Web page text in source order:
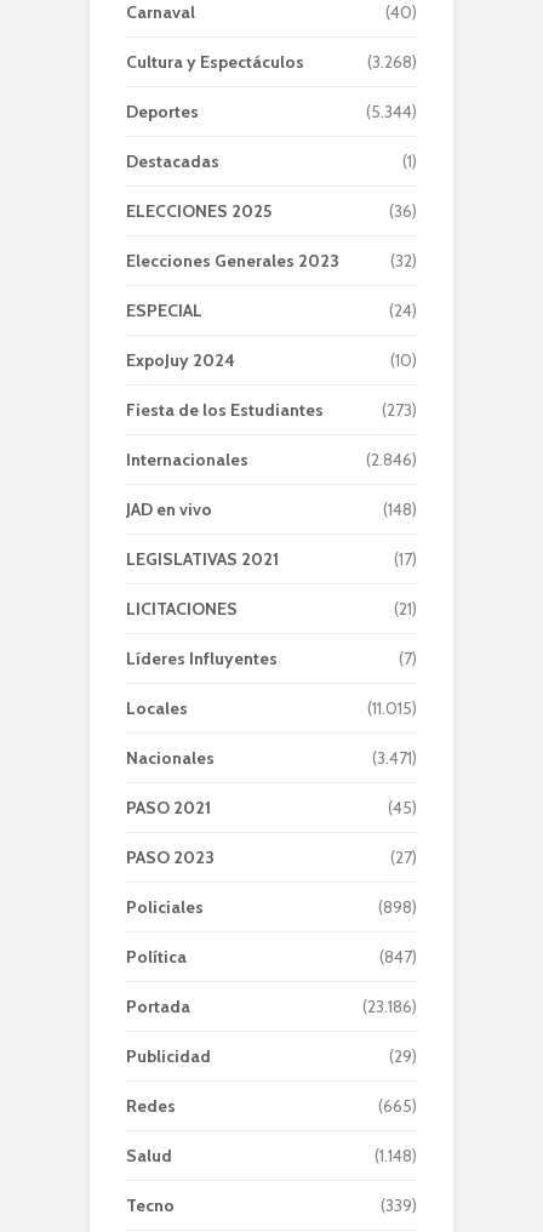
Carnaval (40)
Cultura y Espectáculos (3.268)
Deportes (5.344)
Destacadas (1)
ELECCIONES 2025 (36)
Elecciones Generales 2023 (32)
ESPECIAL (24)
ExpoJuy 2024 (10)
Fiesta de los Estudiantes (273)
Internacionales (2.846)
JAD en vivo (148)
LEGISLATIVAS 2021 (17)
LICITACIONES (21)
Líderes Influyentes (7)
Locales (11.015)
Nacionales (3.471)
PASO 2021 (45)
PASO 2023 (27)
Policiales (898)
Política (847)
Portada (23.186)
Publicidad (29)
Redes (665)
Salud (1.148)
Tecno (339)